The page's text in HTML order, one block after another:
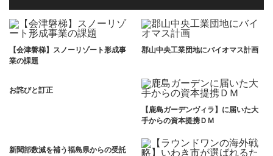
【会津磐梯】スノーリゾート形成事
業の課題
郡山中央工業団地にバイオマス計画
お詫びと訂正
【鹿島ガーデンヴィラ】に届いた大
手からの資本提携ＤＭ
新聞部数減を補う福島県からの受託